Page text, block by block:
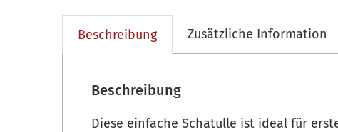
Beschreibung Zusätzliche Information
Beschreibung
Diese einfache Schatulle ist ideal für